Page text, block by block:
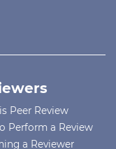
Peer Review
Perform a Review
a Reviewer